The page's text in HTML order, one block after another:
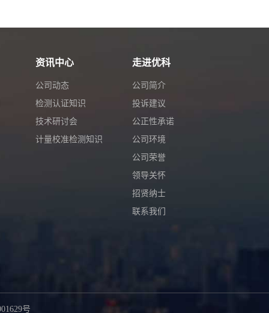
资讯中心
公司动态
检测认证知识
技术研讨会
计量校准检测知识
走进优科
公司简介
投诉建议
公正性承诺
公司环境
公司荣誉
领导关怀
招贤纳士
联系我们
号